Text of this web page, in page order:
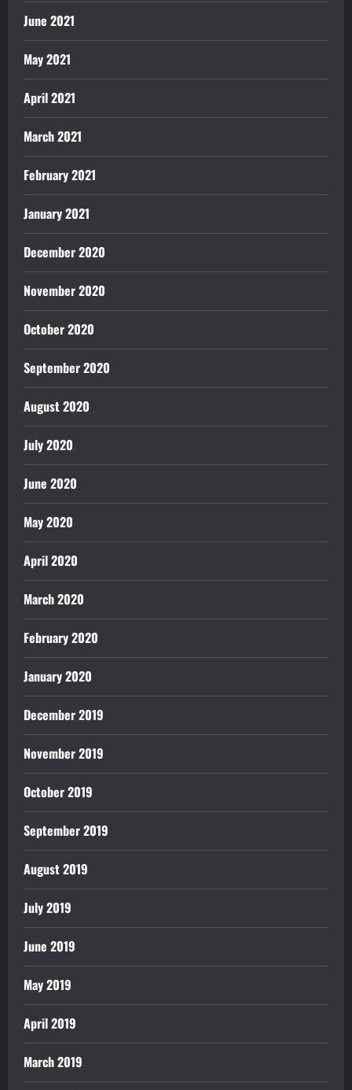
June 2021
May 2021
April 2021
March 2021
February 2021
January 2021
December 2020
November 2020
October 2020
September 2020
August 2020
July 2020
June 2020
May 2020
April 2020
March 2020
February 2020
January 2020
December 2019
November 2019
October 2019
September 2019
August 2019
July 2019
June 2019
May 2019
April 2019
March 2019